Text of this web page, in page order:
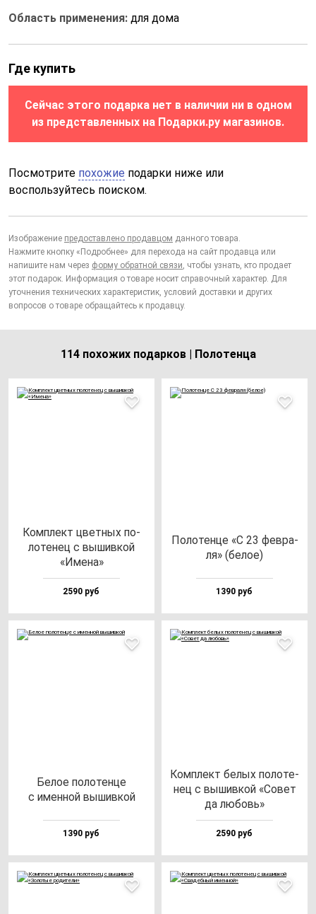
Область применения: для дома
Где купить
Сейчас этого подарка нет в наличии ни в одном
из представленных на Подарки.ру магазинов.
Посмотрите похожие подарки ниже или
воспользуйтесь поиском.
Изображение предоставлено продавцом данного товара.
Нажмите кнопку «Подробнее» для перехода на сайт продавца или
напишите нам через форму обратной связи, чтобы узнать, кто продает
этот подарок. Информация о товаре носит справочный характер. Для
уточнения технических характеристик, условий доставки и других
вопросов о товаре обращайтесь к продавцу.
114 похожих подарков | Полотенца
Ком­плект цвет­ных по­
ло­те­нец с вы­шив­кой
«Име­на»
2590 руб
Поло­тен­це «С 23 фев­ра­
ля» (бе­лое)
1390 руб
Белое по­ло­тен­це
с имен­ной вы­шив­кой
1390 руб
Ком­плект бе­лых по­ло­те­
нец с вы­шив­кой «Совет
да лю­бовь»
2590 руб